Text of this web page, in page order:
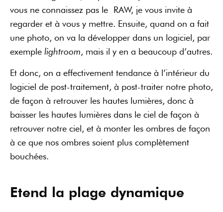
vous ne connaissez pas le RAW, je vous invite à
regarder et à vous y mettre. Ensuite, quand on a fait
une photo, on va la développer dans un logiciel, par
exemple lightroom, mais il y en a beaucoup d’autres.
Et donc, on a effectivement tendance à l’intérieur du
logiciel de post-traitement, à post-traiter notre photo,
de façon à retrouver les hautes lumières, donc à
baisser les hautes lumières dans le ciel de façon à
retrouver notre ciel, et à monter les ombres de façon
à ce que nos ombres soient plus complètement
bouchées.
Etend la plage dynamique